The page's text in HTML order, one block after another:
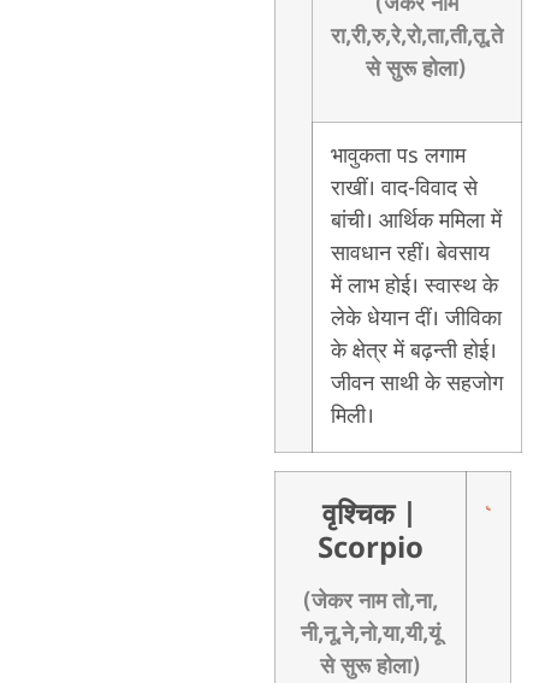
रा,री,रु,रे,रो,ता,ती,तू,ते
से सुरू होला)
भावुकता पs लगाम
राखीं। वाद-विवाद से
बांची। आर्थिक ममिला में
सावधान रहीं। बेवसाय
में लाभ होई। स्वास्थ के
लेके धेयान दीं। जीविका
के क्षेत्र में बढ़न्ती होई।
जीवन साथी के सहजोग
मिली।
वृश्चिक
Scorpio
(जेकर नाम तो,ना,
नी,नू,ने,नो,या,यी,यूं
से सुरू होला)